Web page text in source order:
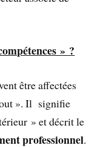
» ?
être affectées
». Il signifie
» et décrit le
professionnel.